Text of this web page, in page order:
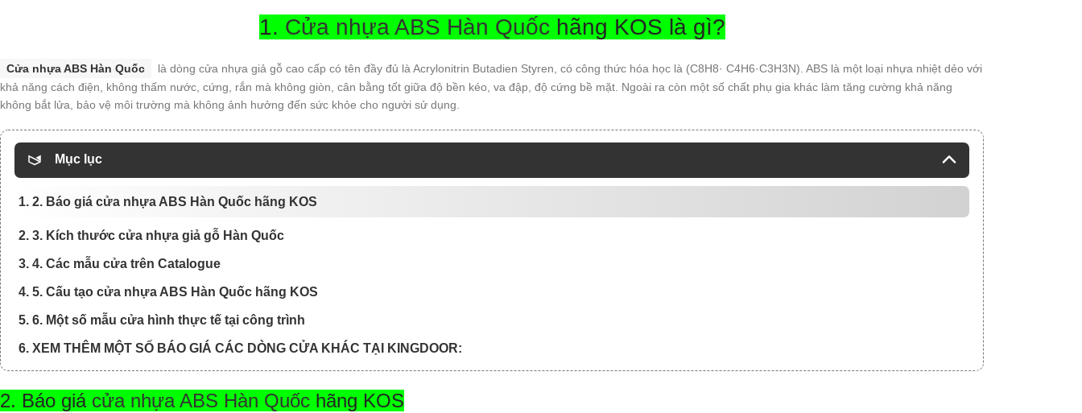
1. Cửa nhựa ABS Hàn Quốchãng KOS là gì?
Cửa nhựa ABS Hàn Quốc
là dòng cửa nhựa giả gỗ cao cấp có tên đầy đủ là Acrylonitrin Butadien Styren, có công thức hóa học là (C8H8· C4H6·C3H3N). ABS là một loại nhựa nhiệt dẻo với
khả năng cách điện, không thấm nước, cứng, rắn mà không giòn, cân bằng tốt giữa độ bền kéo, va đập, độ cứng bề mặt. Ngoài ra còn một số chất phụ gia khác làm tăng cường khả năng
không bắt lửa, bảo vệ môi trường mà không ảnh hưởng đến sức khỏe cho người sử dụng.
Mục lục
1. 2. Báo giá cửa nhựa ABS Hàn Quốc hãng KOS
2. 3. Kích thước cửa nhựa giả gỗ Hàn Quốc
3. 4. Các mẫu cửa trên Catalogue
4. 5. Cấu tạo cửa nhựa ABS Hàn Quốc hãng KOS
5. 6. Một số mẫu cửa hình thực tế tại công trình
6. XEM THÊM MỘT SỐ BÁO GIÁ CÁC DÒNG CỬA KHÁC TẠI KINGDOOR:
2. Báo giá cửa nhựa ABS Hàn Quốc hãng KOS